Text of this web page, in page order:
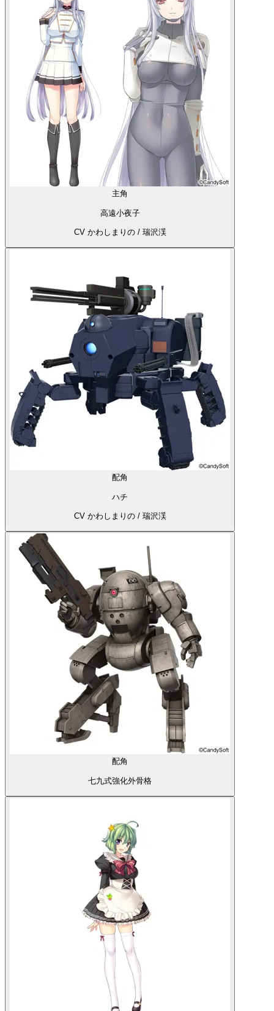
主角
高遠小夜子
CV かわしまりの / 瑞沢渓
配角
ハチ
CV かわしまりの / 瑞沢渓
配角
七九式強化外骨格